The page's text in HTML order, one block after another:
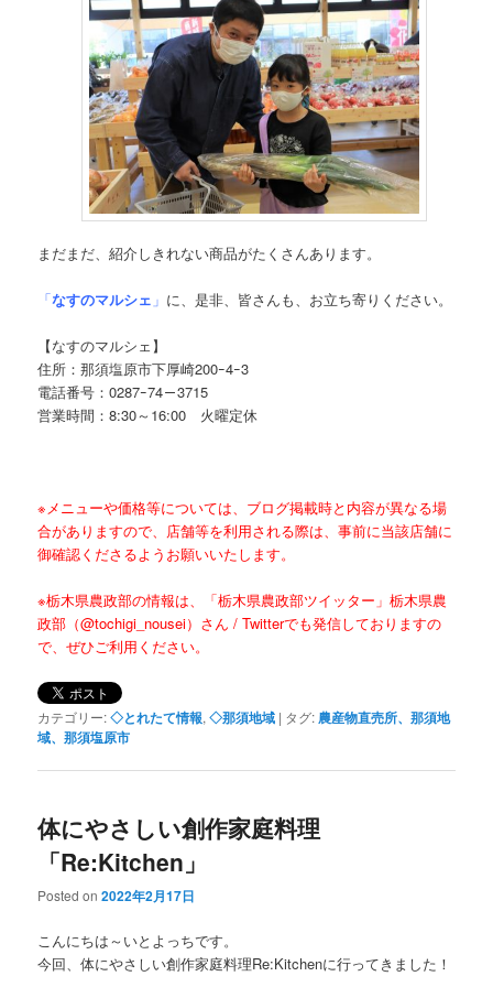
まだまだ、紹介しきれない商品がたくさんあります。
「なすのマルシェ 」 に、是非、皆さんも、お立ち寄りください。
【なすのマルシェ】
住所：那須塩原市下厚崎200ｰ4ｰ3
電話番号：0287ｰ74－3715
営業時間：8:30～16:00 火曜定休
※メニューや価格等については、ブログ掲載時と内容が異なる場
合がありますので、店舗等を利用される際は、事前に当該店舗に
御確認くださるようお願いいたします。
※栃木県農政部の情報は、「栃木県農政部ツイッター」栃木県農
政部（@tochigi_nousei）さん / Twitterでも発信しておりますの
で、ぜひご利用ください。
カテゴリー:◇とれたて情報,◇那須地域 | タグ: 農産物直売所、那須地
域、那須塩原市
体にやさしい創作家庭料理
「Re:Kitchen」
Posted on2022年2月17日
こんにちは～いとよっちです。
今回、体にやさしい創作家庭料理Re:Kitchenに行ってきました！